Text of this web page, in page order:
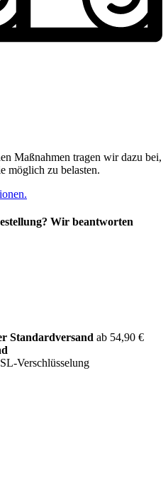
Maßnahmen tragen wir dazu bei,
möglich zu belasten.
Wir beantworten
Standardversand ab 54,90 €
Verschlüsselung